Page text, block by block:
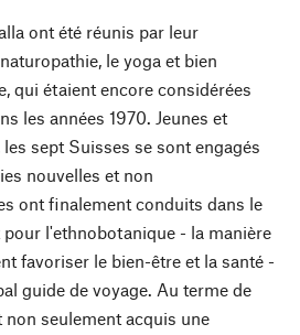
ont été réunis par leur
le yoga et bien
qui étaient encore considérées
les années 1970. Jeunes et
sept Suisses se sont engagés
nouvelles et non
ont finalement conduits dans le
l'ethnobotanique - la manière
favoriser le bien-être et la santé -
guide de voyage. Au terme de
non seulement acquis une